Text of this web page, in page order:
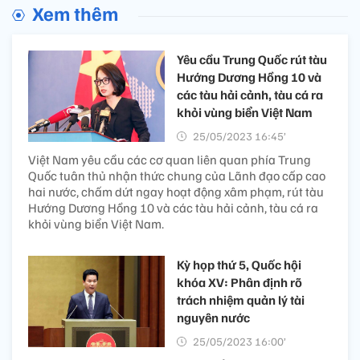
Xem thêm
Yêu cầu Trung Quốc rút tàu
Hướng Dương Hồng 10 và
các tàu hải cảnh, tàu cá ra
khỏi vùng biển Việt Nam
25/05/2023 16:45’
Việt Nam yêu cầu các cơ quan liên quan phía Trung
Quốc tuân thủ nhận thức chung của Lãnh đạo cấp cao
hai nước, chấm dứt ngay hoạt động xâm phạm, rút tàu
Hướng Dương Hồng 10 và các tàu hải cảnh, tàu cá ra
khỏi vùng biển Việt Nam.
Kỳ họp thứ 5, Quốc hội
khóa XV: Phân định rõ
trách nhiệm quản lý tài
nguyên nước
25/05/2023 16:00’